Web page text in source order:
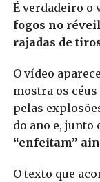
É verdadeiro o
fogos no
rajadas de
O vídeo
mostra os
pelas
do ano e, junto
“enfeitam”
O texto que